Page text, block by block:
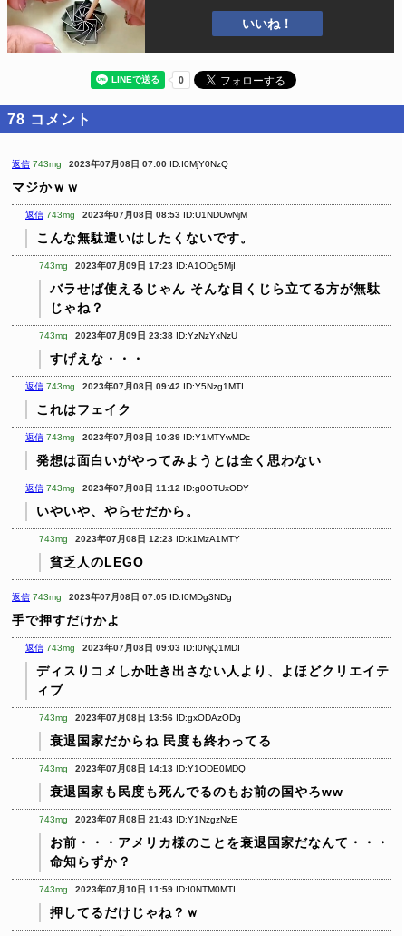
いいね！
78 コメント
返信 743mg 2023年07月08日 07:00 ID:I0MjY0NzQ
マジかｗｗ
返信 743mg 2023年07月08日 08:53 ID:U1NDUwNjM
こんな無駄遣いはしたくないです。
743mg 2023年07月09日 17:23 ID:A1ODg5MjI
バラせば使えるじゃん そんな目くじら立てる方が無駄
じゃね？
743mg 2023年07月09日 23:38 ID:YzNzYxNzU
すげえな・・・
返信 743mg 2023年07月08日 09:42 ID:Y5Nzg1MTI
これはフェイク
返信 743mg 2023年07月08日 10:39 ID:Y1MTYwMDc
発想は面白いがやってみようとは全く思わない
返信 743mg 2023年07月08日 11:12 ID:g0OTUxODY
いやいや、やらせだから。
743mg 2023年07月08日 12:23 ID:k1MzA1MTY
貧乏人のLEGO
返信 743mg 2023年07月08日 07:05 ID:I0MDg3NDg
手で押すだけかよ
返信 743mg 2023年07月08日 09:03 ID:I0NjQ1MDI
ディスりコメしか吐き出さない人より、よほどクリエイテ
ィブ
743mg 2023年07月08日 13:56 ID:gxODAzODg
衰退国家だからね 民度も終わってる
743mg 2023年07月08日 14:13 ID:Y1ODE0MDQ
衰退国家も民度も死んでるのもお前の国やろww
743mg 2023年07月08日 21:43 ID:Y1NzgzNzE
お前・・・アメリカ様のことを衰退国家だなんて・・・
命知らずか？
743mg 2023年07月10日 11:59 ID:I0NTM0MTI
押してるだけじゃね？ｗ